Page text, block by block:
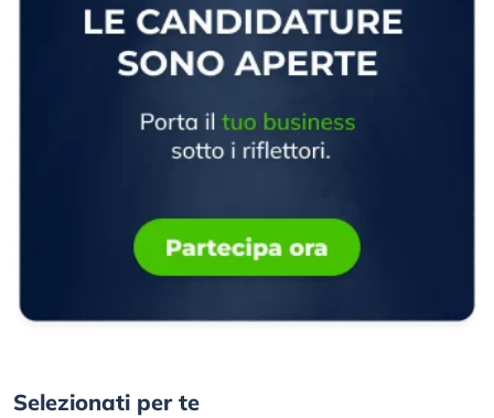
Selezionati per te